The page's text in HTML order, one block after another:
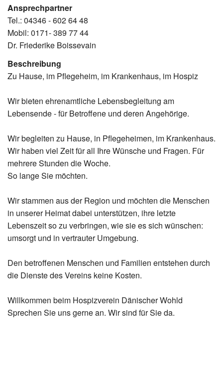
Ansprechpartner
Tel.: 04346 - 602 64 48
Mobil: 0171- 389 77 44
Dr. Friederike Boissevain
Beschreibung
Zu Hause, im Pflegeheim, im Krankenhaus, im Hospiz
Wir bieten ehrenamtliche Lebensbegleitung am
Lebensende - für Betroffene und deren Angehörige.
Wir begleiten zu Hause, in Pflegeheimen, im Krankenhaus.
Wir haben viel Zeit für all Ihre Wünsche und Fragen. Für
mehrere Stunden die Woche.
So lange Sie möchten.
Wir stammen aus der Region und möchten die Menschen
in unserer Heimat dabei unterstützen, ihre letzte
Lebenszeit so zu verbringen, wie sie es sich wünschen:
umsorgt und in vertrauter Umgebung.
Den betroffenen Menschen und Familien entstehen durch
die Dienste des Vereins keine Kosten.
Willkommen beim Hospizverein Dänischer Wohld
Sprechen Sie uns gerne an. Wir sind für Sie da.